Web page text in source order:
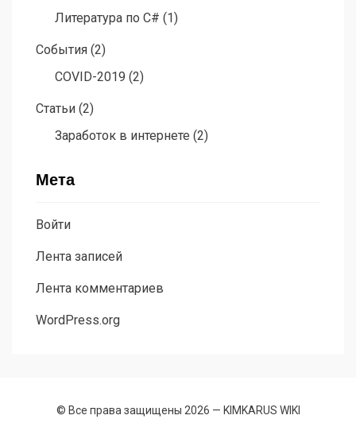
Литература по C# (1)
События (2)
COVID-2019 (2)
Статьи (2)
Заработок в интернете (2)
Мета
Войти
Лента записей
Лента комментариев
WordPress.org
© Все права защищены 2026 — KIMKARUS WIKI